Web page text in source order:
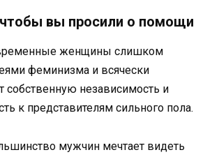
вы просили о помощи
женщины слишком
феминизма и всячески
собственную независимость и
к представителям сильного пола.
мужчин мечтает видеть